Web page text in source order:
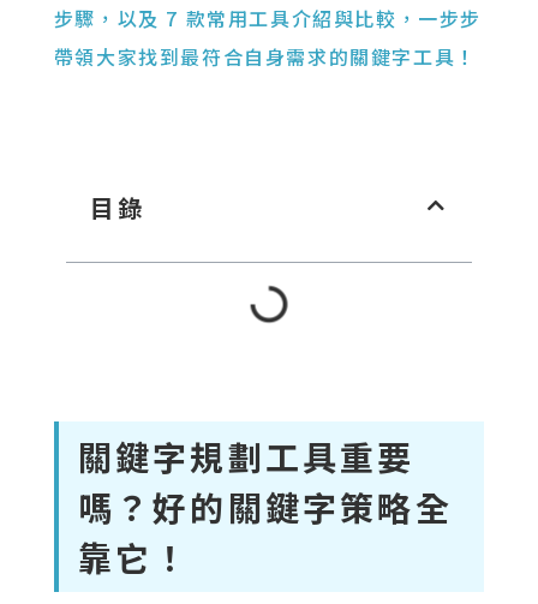
步驟，以及 7 款常用工具介紹與比較，一步步
帶領大家找到最符合自身需求的關鍵字工具！
目錄
關鍵字規劃工具重要
嗎？好的關鍵字策略全
靠它！